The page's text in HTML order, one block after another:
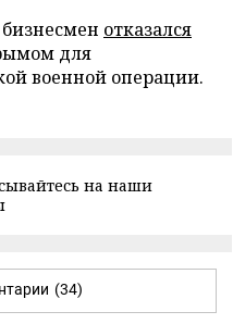
отказался
для
военной операции.
на наши
(34)